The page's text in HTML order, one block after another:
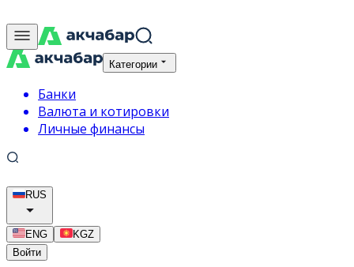
Категории
Банки
Валюта и котировки
Личные финансы
RUS
ENG
KGZ
Войти